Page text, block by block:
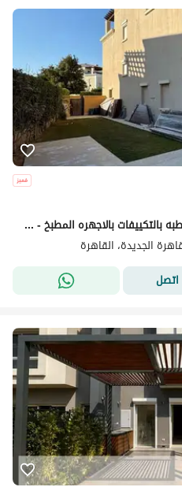
فيلا للايجار 370م في ميفيدا - متشطبه بالتكييفات بالاجهره المطبخ - التجمع الخامس
الجديدة، القاهرة
اتصل